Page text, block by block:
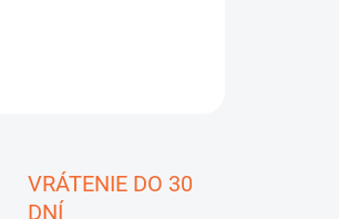
VRÁTENIE DO 30
DNÍ